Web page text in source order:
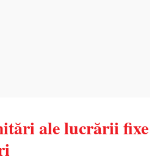
ale lucrării fixe